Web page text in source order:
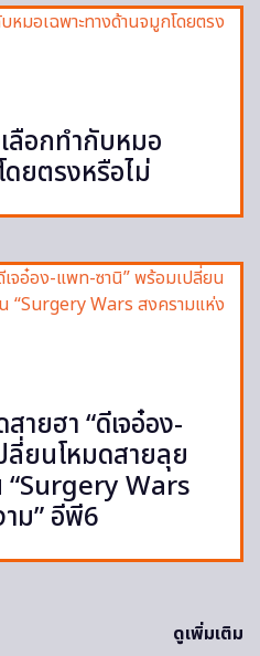
ลือกทำกับหมอ
ดยตรงหรือไม่
ายฮา “ดีเจอ๋อง-
ยนโหมดสายลุย
“Surgery Wars
ม” อีพี6
ดูเพิ่มเติม